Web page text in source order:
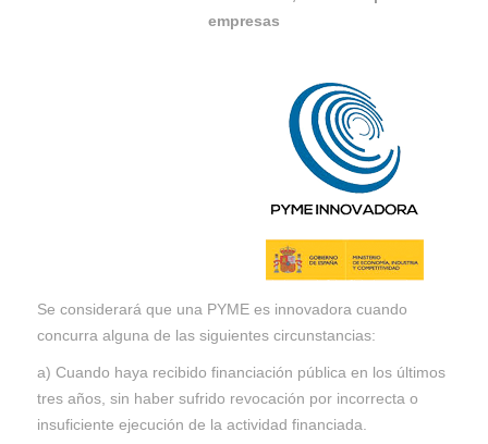
empresas
Se considerará que una PYME es innovadora cuando
concurra alguna de las siguientes circunstancias:
a) Cuando haya recibido financiación pública en los últimos
tres años, sin haber sufrido revocación por incorrecta o
insuficiente ejecución de la actividad financiada.